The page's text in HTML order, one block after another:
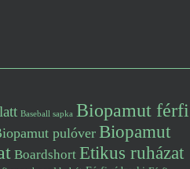
Baseball sapka Biopamut férfi
pulóverBiopamut
Boardshort Etikus ruházat